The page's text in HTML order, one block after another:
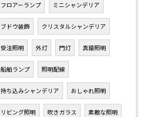
フロアーランプ ミニシャンデリア
ブドウ装飾 クリスタルシャンデリア
受注照明 外灯 門灯 真鍮照明
船舶ランプ 照明配線
持ち込みシャンデリア おしゃれ照明
リビング照明 吹きガラス 素敵な照明